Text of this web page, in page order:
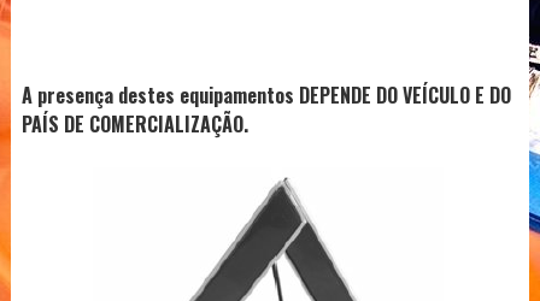
A presença destes equipamentos DEPENDE DO VEÍCULO E DO
PAÍS DE COMERCIALIZAÇÃO.